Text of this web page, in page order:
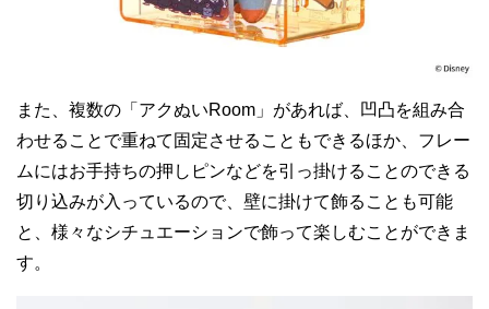
また、複数の「アクぬいRoom」があれば、凹凸を組み合
わせることで重ねて固定させることもできるほか、フレー
ムにはお手持ちの押しピンなどを引っ掛けることのできる
切り込みが入っているので、壁に掛けて飾ることも可能
と、様々なシチュエーションで飾って楽しむことができま
す。